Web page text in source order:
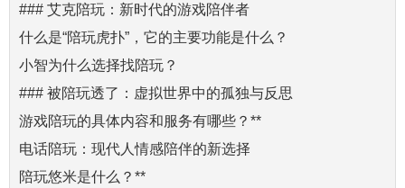
### 艾克陪玩：新时代的游戏陪伴者
什么是“陪玩虎扑”，它的主要功能是什么？
小智为什么选择找陪玩？
### 被陪玩透了：虚拟世界中的孤独与反思
游戏陪玩的具体内容和服务有哪些？**
电话陪玩：现代人情感陪伴的新选择
陪玩悠米是什么？**